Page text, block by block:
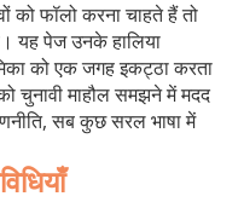
को फॉलो करना चाहते हैं तो
यह पेज उनके हालिया
को एक जगह इकट्ठा करता
माहौल समझने में मदद
सब कुछ सरल भाषा में